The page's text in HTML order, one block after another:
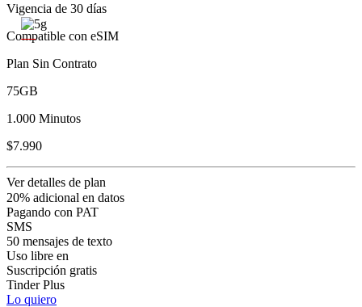
Vigencia de 30 días
Compatible con eSIM
Plan Sin Contrato
75GB
1.000 Minutos
$7.990
Ver detalles de plan
20% adicional en datos
Pagando con PAT
SMS
50 mensajes de texto
Uso libre en
Suscripción gratis
Tinder Plus
Lo quiero